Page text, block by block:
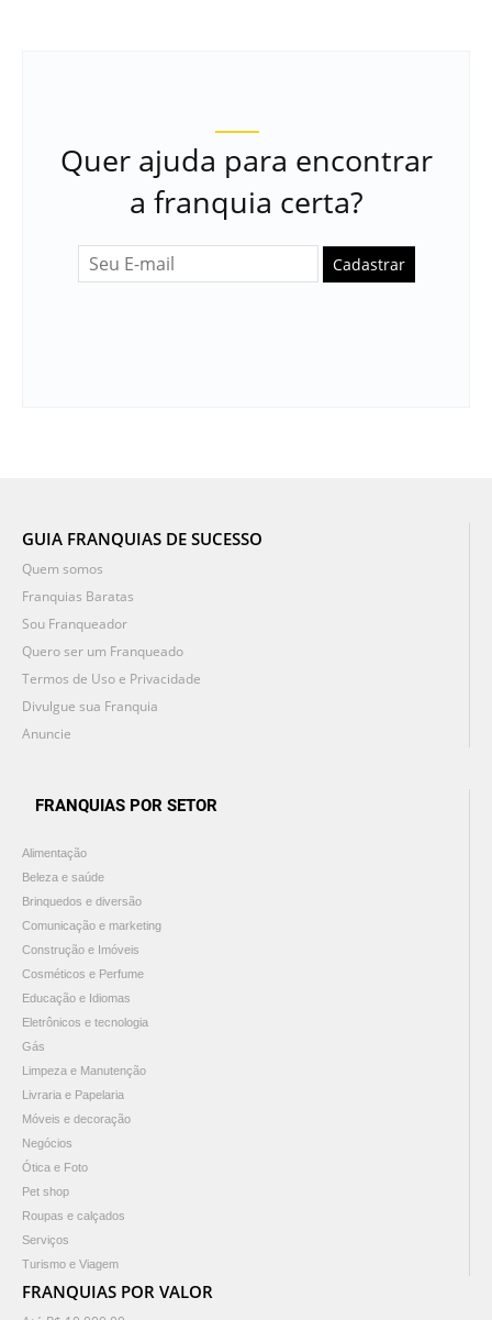
Quer ajuda para encontrar
a franquia certa?
Cadastrar
GUIA FRANQUIAS DE SUCESSO
Quem somos
Franquias Baratas
Sou Franqueador
Quero ser um Franqueado
Termos de Uso e Privacidade
Divulgue sua Franquia
Anuncie
FRANQUIAS POR SETOR
Alimentação
Beleza e saúde
Brinquedos e diversão
Comunicação e marketing
Construção e Imóveis
Cosméticos e Perfume
Educação e Idiomas
Eletrônicos e tecnologia
Gás
Limpeza e Manutenção
Livraria e Papelaria
Móveis e decoração
Negócios
Ótica e Foto
Pet shop
Roupas e calçados
Serviços
Turismo e Viagem
FRANQUIAS POR VALOR